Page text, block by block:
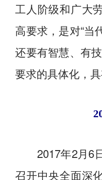
工人阶级和广大
高要求，是对“当
还要有智慧、有
要求的具体化，
2017年2月6
召开中央全面深